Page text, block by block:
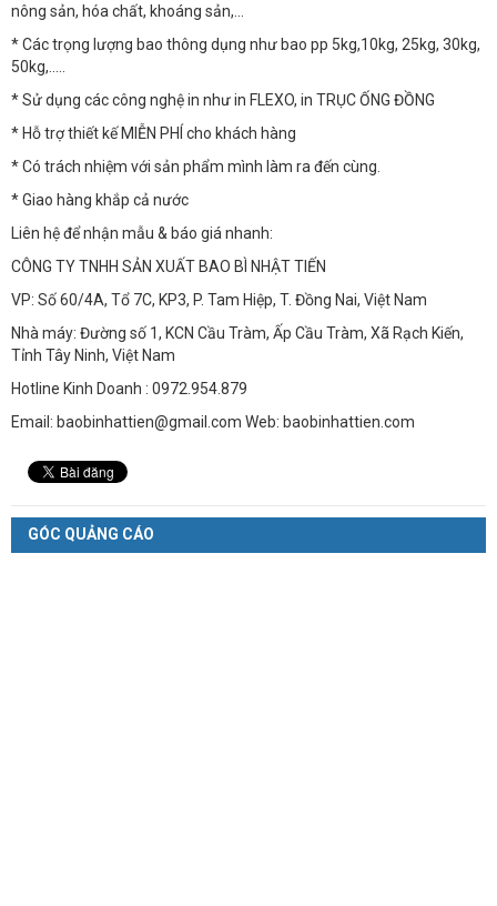
nông sản, hóa chất, khoáng sản,…
* Các trọng lượng bao thông dụng như bao pp 5kg,10kg, 25kg, 30kg,
50kg,..…
* Sử dụng các công nghệ in như in FLEXO, in TRỤC ỐNG ĐỒNG
* Hỗ trợ thiết kế MIỄN PHÍ cho khách hàng
* Có trách nhiệm với sản phẩm mình làm ra đến cùng.
* Giao hàng khắp cả nước
Liên hệ để nhận mẫu & báo giá nhanh:
CÔNG TY TNHH SẢN XUẤT BAO BÌ NHẬT TIẾN
VP: Số 60/4A, Tổ 7C, KP3, P. Tam Hiệp, T. Đồng Nai, Việt Nam
Nhà máy: Đường số 1, KCN Cầu Tràm, Ấp Cầu Tràm, Xã Rạch Kiến,
Tỉnh Tây Ninh, Việt Nam
Hotline Kinh Doanh : 0972.954.879
Email: baobinhattien@gmail.com Web: baobinhattien.com
GÓC QUẢNG CÁO